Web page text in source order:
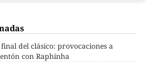
del clásico: provocaciones a
con Raphinha